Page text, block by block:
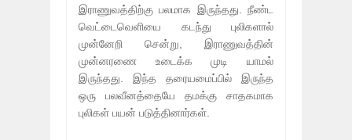
இராணுவத்திற்கு பலமாக இருந்தது. நீண்ட
வெட்டைவெளியை கடந்து புலிகளால்
முன்னேறி சென்று, இராணுவத்தின்
முன்னரணை உடைக்க முடி யாமல்
இருந்தது. இந்த தரையமைப்பில் இருந்த
ஒரு பலவீனத்தையே தமக்கு சாதகமாக
புலிகள் பயன் படுத்தினார்கள்.